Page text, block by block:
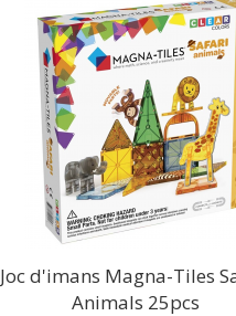
Joc d'imans Magna-Tiles
Animals 25pcs